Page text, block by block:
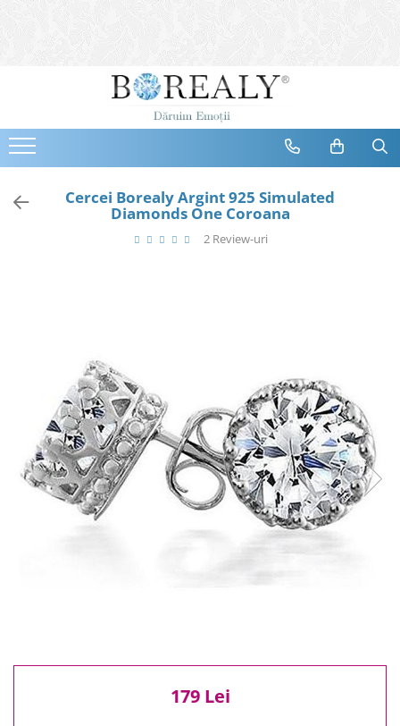
Bijuterii
Cercei
Bratari
Coliere
Bijuterii Mirese
Reduceri
Cele mai noi
Cele mai vandute
Cele mai votate
Cu video
1000 Lei +
Cercei Borealy Argint 925 Simulated
Diamonds One Coroana
2 Review-uri
179 Lei